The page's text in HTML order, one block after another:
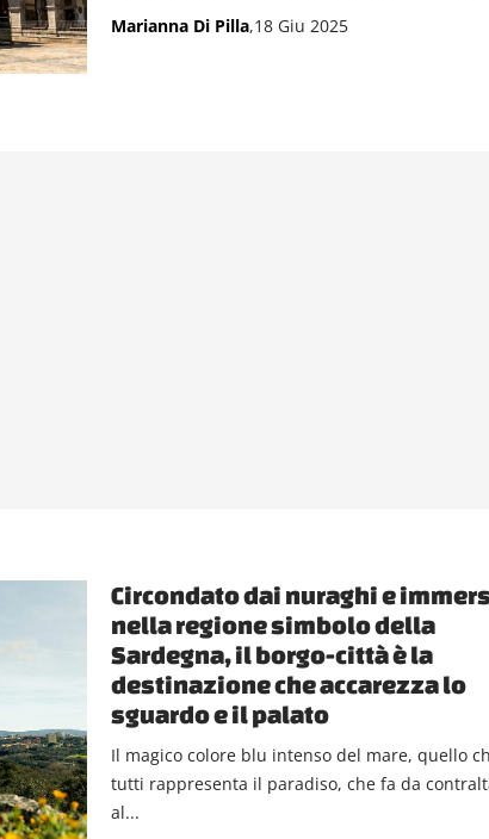
Marianna Di Pilla,18 Giu 2025
Circondato dai nuraghi e
nella regione simbolo della
Sardegna, il borgo-città è la
destinazione che accarezza lo
sguardo e il palato
Il magico colore blu intenso del mare, quello
tutti rappresenta il paradiso, che fa da
al...